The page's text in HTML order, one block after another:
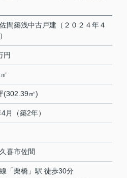
間築浅中古戸建（２０２４年４
円
(302.39㎡)
月（築2年）
久喜市佐間
「栗橋 」駅 徒歩30分